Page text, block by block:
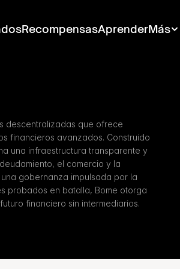
RecompensasAprenderMás
descentralizadas que ofrece
financieros avanzados. Construido
una infraestructura transparente y
el comercio y la
gobernanza impulsada por la
probados en batalla, Bome otorga
financiero sin intermediarios.